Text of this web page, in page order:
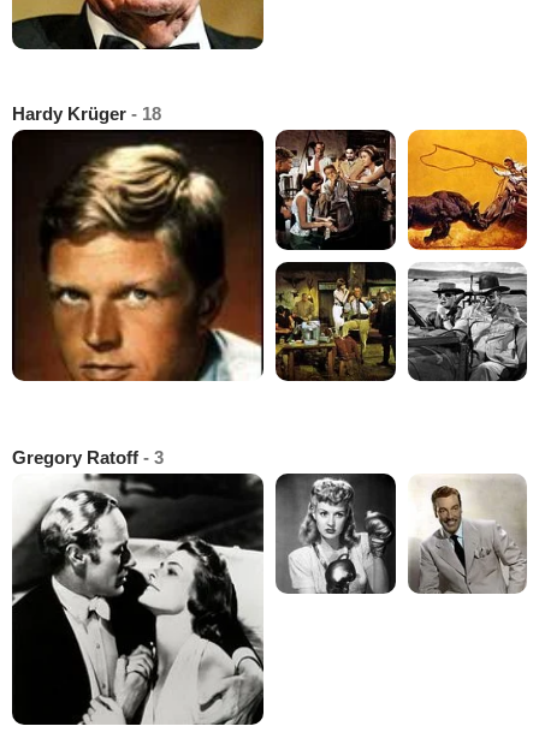
Hardy Krüger - 18
Gregory Ratoff - 3